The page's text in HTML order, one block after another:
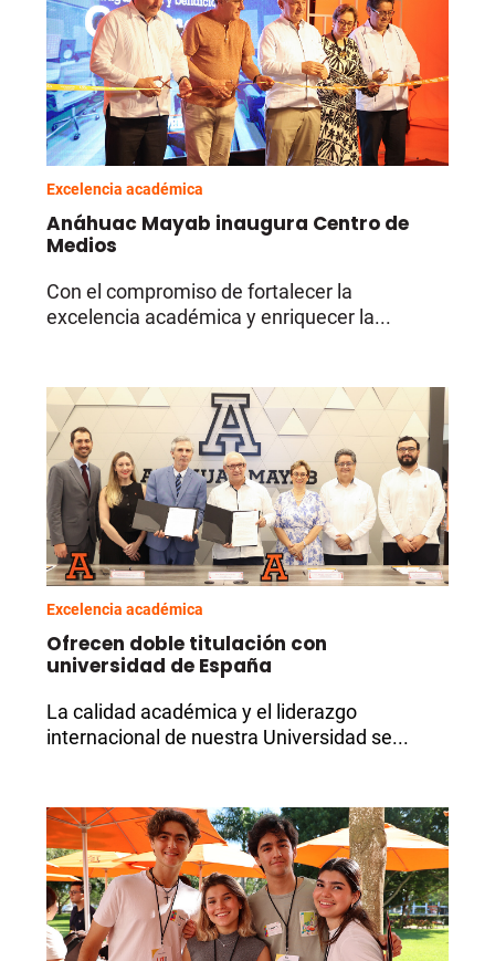
Excelencia académica
Anáhuac Mayab inaugura Centro de
Medios
Con el compromiso de fortalecer la
excelencia académica y enriquecer la...
Excelencia académica
Ofrecen doble titulación con
universidad de España
La calidad académica y el liderazgo
internacional de nuestra Universidad se...